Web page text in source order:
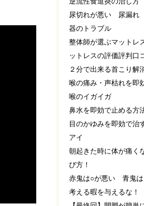
尿切れが悪い 尿漏
器のトラブル
整体師が選ぶマット
ットレスの評価評判口
２分で出来る首こり解
喉の痛み・声枯れを
喉のイガイガ
鼻水を即効で止める
目のかゆみを即効で
アイ
朝起きた時に体が痛く
び方！
赤鬼は○が悪い 青鬼は
考える暇を与えるな！